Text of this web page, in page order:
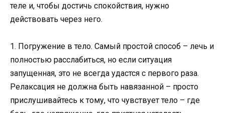
теле и, чтобы достичь спокойствия, нужно
действовать через него.
1. Погружение в тело. Самый простой способ – лечь и
полностью расслабиться, но если ситуация
запущенная, это не всегда удастся с первого раза.
Релаксация не должна быть навязанной – просто
прислушивайтесь к тому, что чувствует тело – где